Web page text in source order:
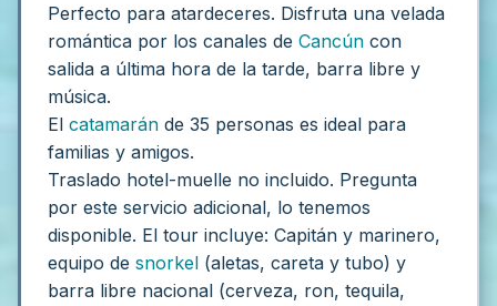
Perfecto para atardeceres. Disfruta una velada
romántica por los canales de Cancún con
salida a última hora de la tarde, barra libre y
música.
El catamarán de 35 personas es ideal para
familias y amigos.
Traslado hotel-muelle no incluido. Pregunta
por este servicio adicional, lo tenemos
disponible. El tour incluye: Capitán y marinero,
equipo de snorkel (aletas, careta y tubo) y
barra libre nacional (cerveza, ron, tequila,